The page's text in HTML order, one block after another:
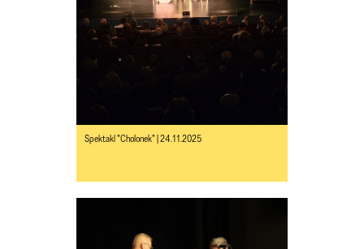
Spektakl "Cholonek" | 24.11.2025